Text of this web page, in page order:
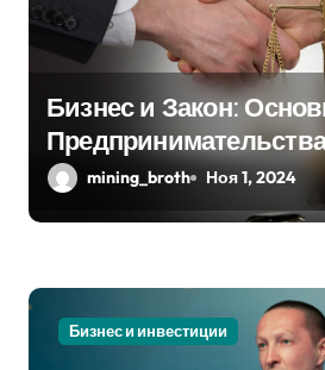
з
п
и
с
м
Бизнес и Закон:
Предпринимательства
mining_broth Ноя 1, 2024
Бизнес и инвестиции